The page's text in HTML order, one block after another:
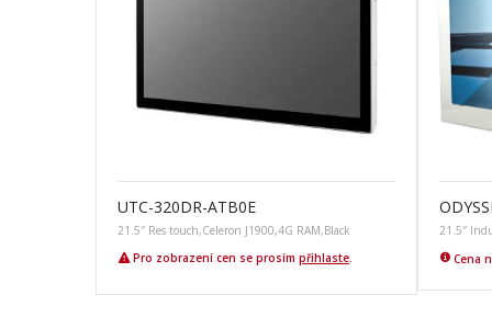
UTC-320DR-ATB0E
21.5″ Res touch,Celeron J1900,4G RAM,Black
Pro zobrazení cen se prosím přihlaste
21.5″
Cena